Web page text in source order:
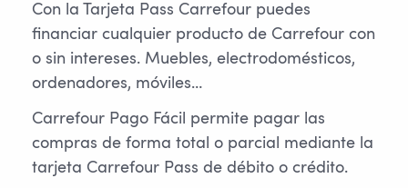
Con la Tarjeta Pass Carrefour puedes
financiar cualquier producto de Carrefour con
o sin intereses. Muebles, electrodomésticos,
ordenadores, móviles…
Carrefour Pago Fácil permite pagar las
compras de forma total o parcial mediante la
tarjeta Carrefour Pass de débito o crédito.